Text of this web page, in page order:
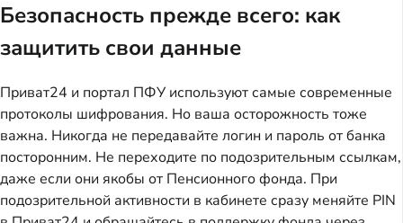
Безопасность прежде всего: как
защитить свои данные
Приват24 и портал ПФУ используют самые современные
протоколы шифрования. Но ваша осторожность тоже
важна. Никогда не передавайте логин и пароль от банка
посторонним. Не переходите по подозрительным ссылкам,
даже если они якобы от Пенсионного фонда. При
подозрительной активности в кабинете сразу меняйте PIN